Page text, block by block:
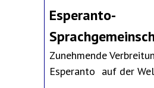
Esperanto-
Zunehmende
Esperanto auf der